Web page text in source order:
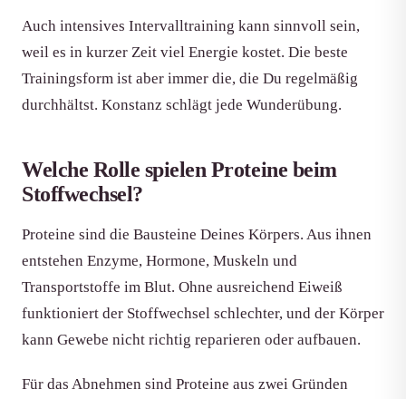
Auch intensives Intervalltraining kann sinnvoll sein,
weil es in kurzer Zeit viel Energie kostet. Die beste
Trainingsform ist aber immer die, die Du regelmäßig
durchhältst. Konstanz schlägt jede Wunderübung.
Welche Rolle spielen Proteine beim
Stoffwechsel?
Proteine sind die Bausteine Deines Körpers. Aus ihnen
entstehen Enzyme, Hormone, Muskeln und
Transportstoffe im Blut. Ohne ausreichend Eiweiß
funktioniert der Stoffwechsel schlechter, und der Körper
kann Gewebe nicht richtig reparieren oder aufbauen.
Für das Abnehmen sind Proteine aus zwei Gründen